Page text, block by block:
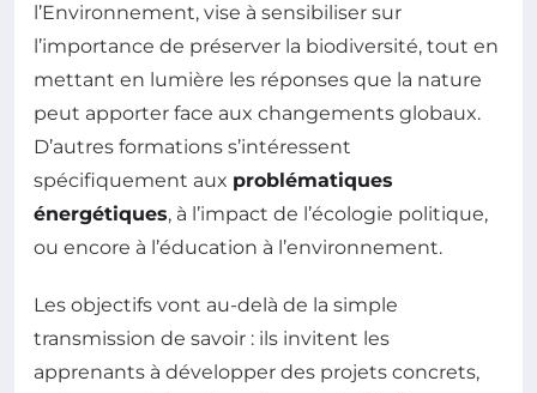
l’Environnement, vise à sensibiliser sur
l’importance de préserver la biodiversité, tout en
mettant en lumière les réponses que la nature
peut apporter face aux changements globaux.
D’autres formations s’intéressent
spécifiquement aux problématiques
énergétiques, à l’impact de l’écologie politique,
ou encore à l’éducation à l’environnement.
Les objectifs vont au-delà de la simple
transmission de savoir : ils invitent les
apprenants à développer des projets concrets,